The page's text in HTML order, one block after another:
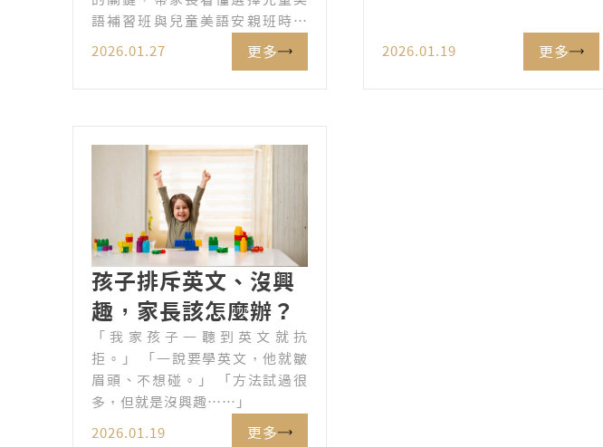
語補習班與兒童美語安親班時，
2026.01.27 更多
通，只要方法正確，孩子依然能
建立扎實自然的英文能力。
2026.01.19 更多
孩子排斥英文、沒興
趣，家長該怎麼辦？
「我家孩子一聽到英文就抗
拒。」 「一說要學英文，他就皺
眉頭、不想碰。」 「方法試過很
多，但就是沒興趣……」
2026.01.19 更多